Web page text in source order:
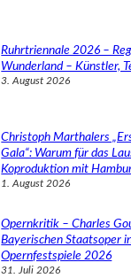
Ruhrtriennale 2026 –
Wunderland – Künstler,
3. August 2026
Christoph Marthalers
Gala“: Warum für das
Koproduktion mit
1. August 2026
Opernkritik – Charles
Bayerischen Staatsoper
Opernfestspiele 2026
31. Juli 2026